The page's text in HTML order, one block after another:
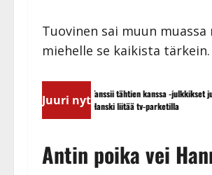
Tuovinen sai muun muassa
miehelle se kaikista tärkein.
Juuri nyt
Tanssii tähtien kanssa -julkkikset julki: Anna
Hanski liitää tv-parketilla
Antin poika vei